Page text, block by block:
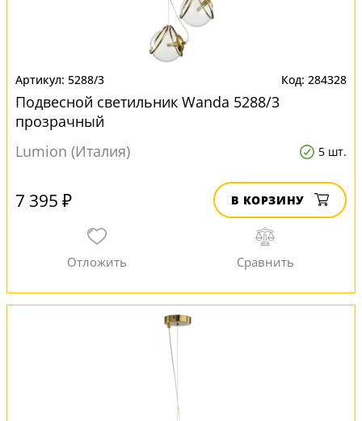
5288/3 284328
Подвесной светильник Wanda 5288/3
прозрачный
Lumion (Италия)
5 шт.
7 395 ₽ В КОРЗИНУ